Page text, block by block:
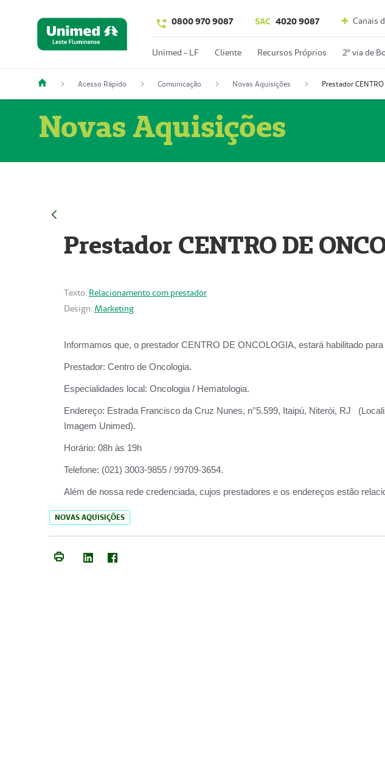
0800 970 9087 SAC 4020 9087 Canais
Unimed - LF Cliente Recursos Próprios 2º via de
Acesso Rápido Comunicação Novas Aquisições Prestador
Novas Aquisições
Prestador CENTRO DE
Texto: Relacionamento com prestador
Design: Marketing
Informamos que, o prestador CENTRO DE ONCOLOGIA, estará habilitado
Prestador: Centro de Oncologia.
Especialidades local: Oncologia / Hematologia.
Endereço: Estrada Francisco da Cruz Nunes, n°5.599, Itaipú, Niterói, RJ
Imagem Unimed).
Horário: 08h às 19h
Telefone: (021) 3003-9855 / 99709-3654.
Além de nossa rede credenciada, cujos prestadores e os endereços estão
NOVAS AQUISIÇÕES